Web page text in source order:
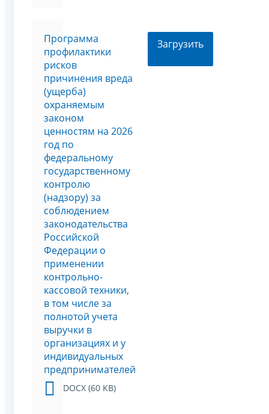
Программа
профилактики
рисков
причинения вреда
(ущерба)
охраняемым
законом
ценностям на 2026
год по
федеральному
государственному
контролю
(надзору) за
соблюдением
законодательства
Российской
Федерации о
применении
контрольно-
кассовой техники,
в том числе за
полнотой учета
выручки в
организациях и у
индивидуальных
предпринимателей
DOCX (60 KB)
Загрузить